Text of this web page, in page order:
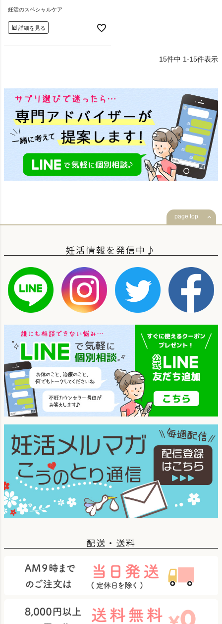
妊活のスペシャルケア
詳細を見る
15件中 1-15件表示
page top
妊活情報を発信中♪
配送・送料